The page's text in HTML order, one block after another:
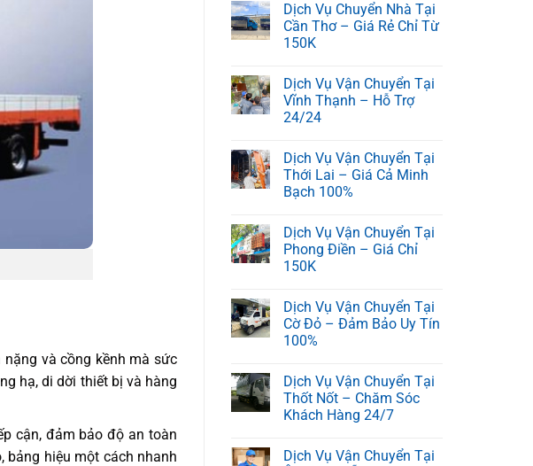
và cồng kềnh mà sức
hạ, di dời thiết bị và hàng
cận, đảm bảo độ an toàn
bảng hiệu một cách nhanh
Dịch Vụ Chuyển Nhà Tại
Cần Thơ – Giá Rẻ Chỉ Từ
150K
Dịch Vụ Vận Chuyển Tại
Vĩnh Thạnh – Hỗ Trợ
24/24
Dịch Vụ Vận Chuyển Tại
Thới Lai – Giá Cả Minh
Bạch 100%
Dịch Vụ Vận Chuyển Tại
Phong Điền – Giá Chỉ
150K
Dịch Vụ Vận Chuyển Tại
Cờ Đỏ – Đảm Bảo Uy Tín
100%
Dịch Vụ Vận Chuyển Tại
Thốt Nốt – Chăm Sóc
Khách Hàng 24/7
Dịch Vụ Vận Chuyển Tại